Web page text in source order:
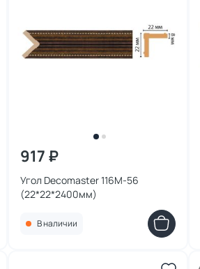
917 ₽
Угол Decomaster 116M-56
(22*22*2400мм)
В наличии